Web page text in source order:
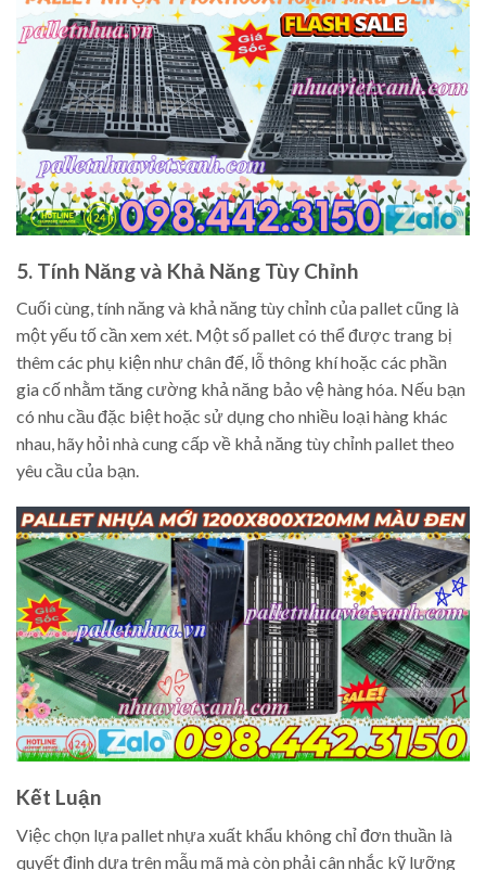
5. Tính Năng và Khả Năng Tùy Chỉnh
Cuối cùng, tính năng và khả năng tùy chỉnh của pallet cũng là
một yếu tố cần xem xét. Một số pallet có thể được trang bị
thêm các phụ kiện như chân đế, lỗ thông khí hoặc các phần
gia cố nhằm tăng cường khả năng bảo vệ hàng hóa. Nếu bạn
có nhu cầu đặc biệt hoặc sử dụng cho nhiều loại hàng khác
nhau, hãy hỏi nhà cung cấp về khả năng tùy chỉnh pallet theo
yêu cầu của bạn.
Kết Luận
Việc chọn lựa pallet nhựa xuất khẩu không chỉ đơn thuần là
quyết định dựa trên mẫu mã mà còn phải cân nhắc kỹ lưỡng